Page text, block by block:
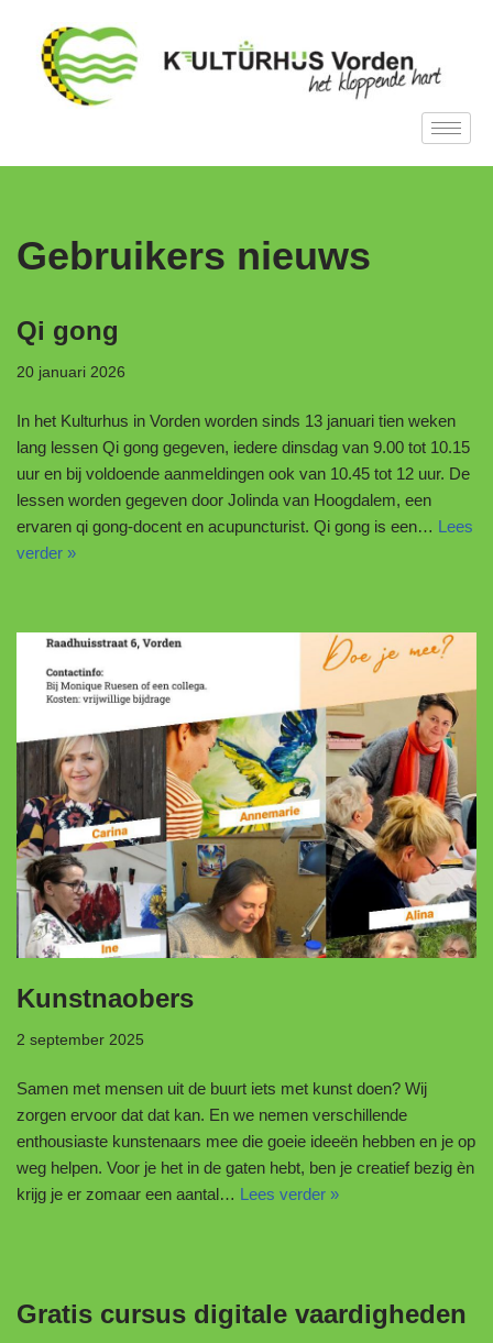
Ga
naar
Gebruikers nieuws
Qi gong
20 januari 2026
In het Kulturhus in Vorden worden sinds 13 januari tien weken
lang lessen Qi gong gegeven, iedere dinsdag van 9.00 tot 10.15
uur en bij voldoende aanmeldingen ook van 10.45 tot 12 uur. De
lessen worden gegeven door Jolinda van Hoogdalem, een
ervaren qi gong-docent en acupuncturist. Qi gong is een… Lees
verder »
Kunstnaobers
2 september 2025
Samen met mensen uit de buurt iets met kunst doen? Wij
zorgen ervoor dat dat kan. En we nemen verschillende
enthousiaste kunstenaars mee die goeie ideeën hebben en je op
weg helpen. Voor je het in de gaten hebt, ben je creatief bezig èn
krijg je er zomaar een aantal… Lees verder »
Gratis cursus digitale vaardigheden